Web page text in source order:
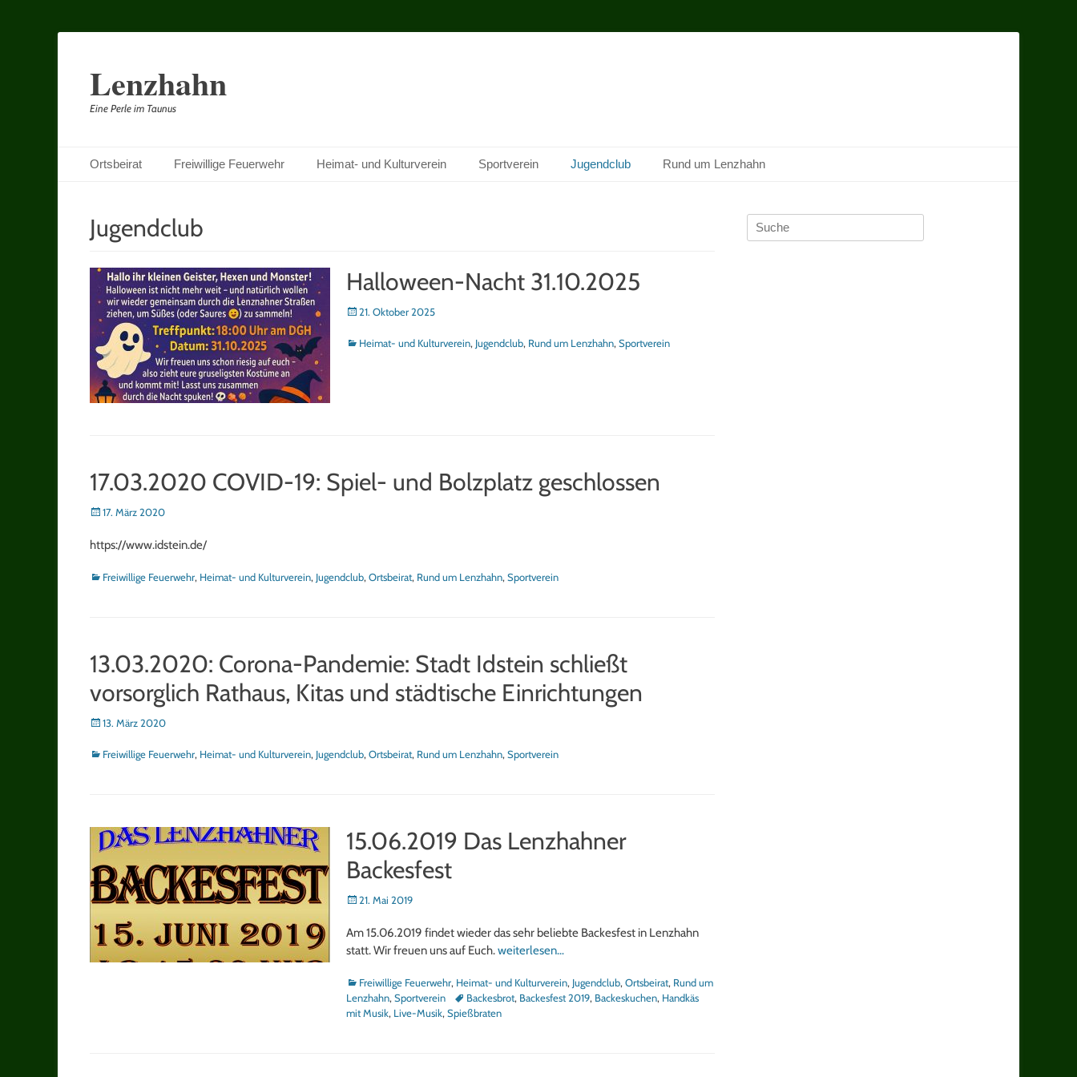
Lenzhahn
Eine Perle im Taunus
Primäres Menü
Inhalt
Ortsbeirat Freiwillige Feuerwehr Heimat- und Kulturverein Sportverein Jugendclub Rund um Lenzhahn
Jugendclub
Halloween-Nacht 31.10.2025
Posted
21. Oktober 2025
Kategorien
Heimat- und Kulturverein, Jugendclub, Rund um Lenzhahn, Sportverein
17.03.2020 COVID-19: Spiel- und Bolzplatz geschlossen
Posted
17. März 2020
https://www.idstein.de/
Kategorien
Freiwillige Feuerwehr, Heimat- und Kulturverein, Jugendclub, Ortsbeirat, Rund um Lenzhahn, Sportverein
13.03.2020: Corona-Pandemie: Stadt Idstein schließt
vorsorglich Rathaus, Kitas und städtische Einrichtungen
Posted
13. März 2020
Kategorien
Freiwillige Feuerwehr, Heimat- und Kulturverein, Jugendclub, Ortsbeirat, Rund um Lenzhahn, Sportverein
15.06.2019 Das Lenzhahner
Backesfest
Posted
21. Mai 2019
Am 15.06.2019 findet wieder das sehr beliebte Backesfest in Lenzhahn
statt. Wir freuen uns auf Euch.weiterlesen…
Kategorien
Freiwillige Feuerwehr, Heimat- und Kulturverein, Jugendclub, Ortsbeirat, Rund um
Lenzhahn, Sportverein Schlagworte
Backesbrot, Backesfest 2019, Backeskuchen, Handkäs
mit Musik, Live-Musik, Spießbraten
Suche
nach: